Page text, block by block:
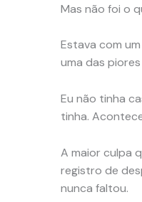
Mas não foi o
Estava com
uma das
Eu não tinha
tinha.
A maior culpa
registro de
nunca faltou.